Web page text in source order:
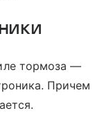
тормоза —
Причем